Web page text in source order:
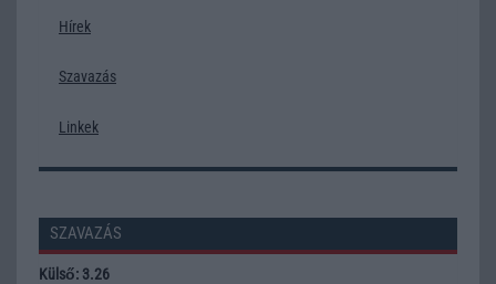
Hírek
Szavazás
Linkek
SZAVAZÁS
Külső: 3.26